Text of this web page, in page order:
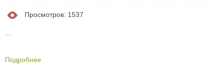
погрузчиками, автотранспорт должен иметь открывающийся...
Просмотров: 1537
Подробнее